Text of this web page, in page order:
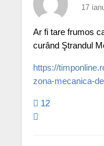
17
Ar fi tare frumos
curând Ştrandul
https://
zona-mecanica-
12